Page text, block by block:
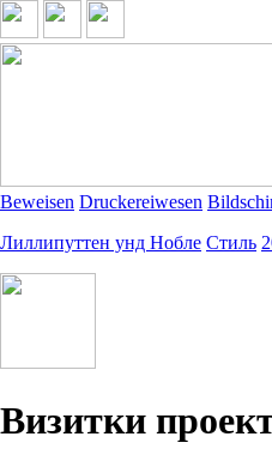
Beweisen Druckereiwesen
Лиллипуттен унд Нобле Стиль
Визитки